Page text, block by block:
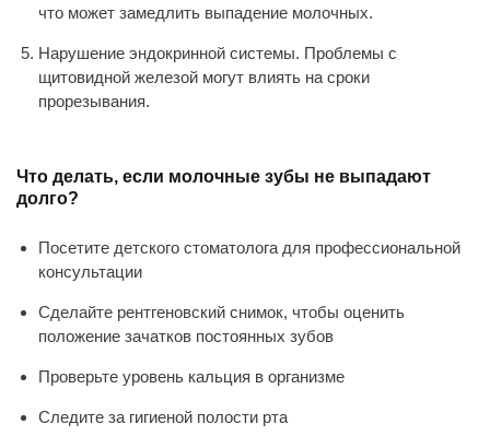
что может замедлить выпадение молочных.
Нарушение эндокринной системы. Проблемы с
щитовидной железой могут влиять на сроки
прорезывания.
Что делать, если молочные зубы не выпадают
долго?
Посетите детского стоматолога для профессиональной
консультации
Сделайте рентгеновский снимок, чтобы оценить
положение зачатков постоянных зубов
Проверьте уровень кальция в организме
Следите за гигиеной полости рта